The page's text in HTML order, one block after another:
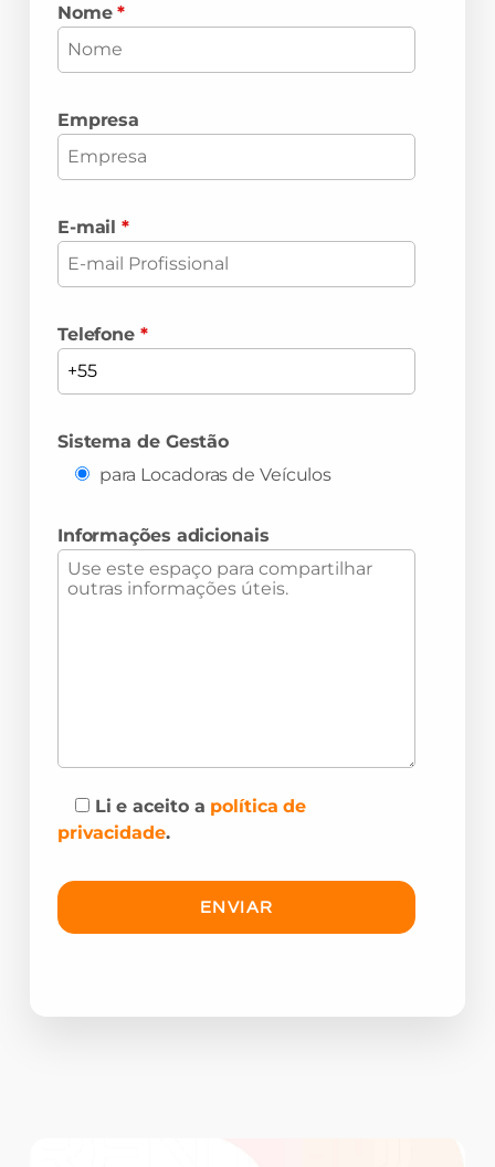
Nome*
Empresa
E-mail*
Telefone *
Sistema de Gestão
para Locadoras de Veículos
Informações adicionais
Li e aceito a política de
privacidade.